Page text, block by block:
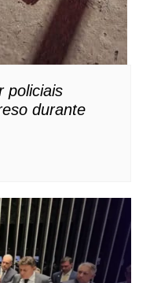
policiais
durante